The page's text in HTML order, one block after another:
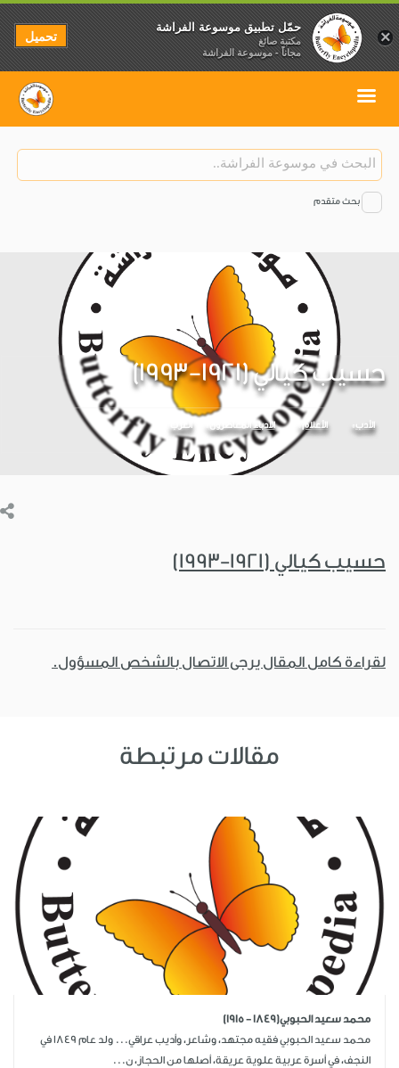
بحث متقدم
حسيب كيالي (1921-1993)
الأدب الأعلام الأدباء المعاصرون العرب
حسيب كيالي (1921-1993)
لقراءة كامل المقال يرجى الاتصال بالشخص المسؤول.
مقالات مرتبطة
محمد سعيد الحبوبي(1849 - 1915)
محمد سعيد الحبوبي فقيه مجتهد، وشاعر، وأديب عراقي... ولد عام 1849 في
النجف، في أسرة عربية علوية عريقة، أصلها من الحجاز، ن...
×
حمّل تطبيق موسوعة الفراشة
مكتبة صائغ
مجاناً - موسوعة الفراشة
تحميل